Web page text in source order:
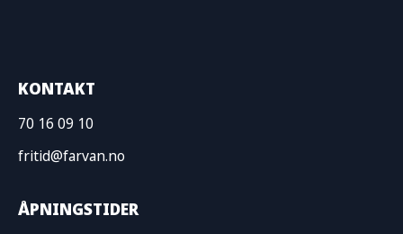
KONTAKT
70 16 09 10
fritid@farvan.no
ÅPNINGSTIDER